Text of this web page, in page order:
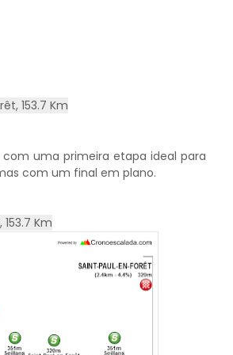
153.7 Km
uma primeira etapa ideal para
com um final em plano.
Km